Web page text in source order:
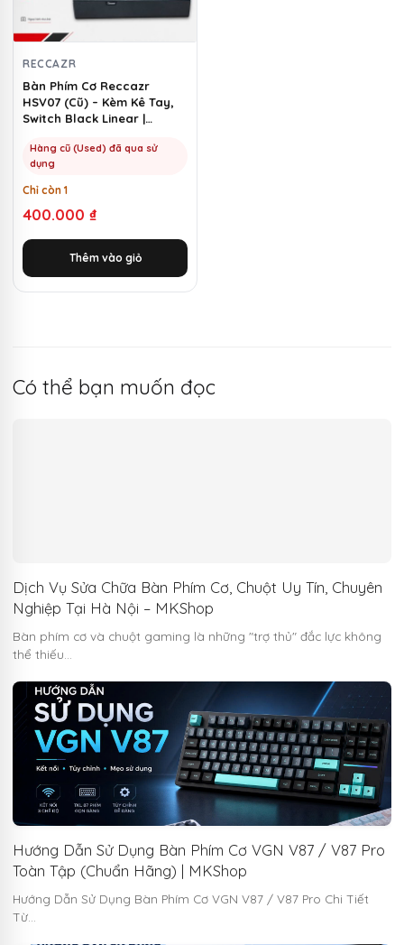
RECCAZR
Bàn Phím Cơ Reccazr
HSV07 (Cũ) – Kèm Kê Tay,
Switch Black Linear |
Hàng cũ (Used) đã qua sử
dụng
Chỉ còn 1
400.000 ₫
Thêm vào giỏ
Có thể bạn muốn đọc
Dịch Vụ Sửa Chữa Bàn Phím Cơ, Chuột Uy Tín, Chuyên
Nghiệp Tại Hà Nội – MKShop
Bàn phím cơ và chuột gaming là những "trợ thủ" đắc lực không
thể thiếu…
Hướng Dẫn Sử Dụng Bàn Phím Cơ VGN V87 / V87 Pro
Toàn Tập (Chuẩn Hãng) | MKShop
Hướng Dẫn Sử Dụng Bàn Phím Cơ VGN V87 / V87 Pro Chi Tiết
Từ…